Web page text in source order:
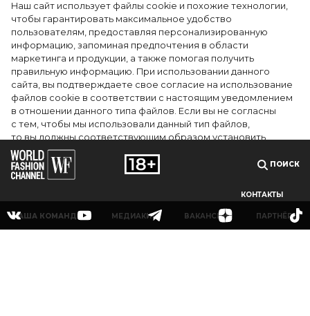
Наш сайт использует файлы cookie и похожие технологии,
чтобы гарантировать максимальное удобство
пользователям, предоставляя персонализированную
информацию, запоминая предпочтения в области
маркетинга и продукции, а также помогая получить
правильную информацию. При использовании данного
сайта, вы подтверждаете свое согласие на использование
файлов cookie в соответствии с настоящим уведомлением
в отношении данного типа файлов. Если вы не согласны
с тем, чтобы мы использовали данный тип файлов,
то вы должны соответствующим образом установить
настройки вашего браузера или не использовать сайт wfc.tv
СОГЛАСЕН
Показы для души: как Алтай стал новой
точкой на карте российской моды —
Там, где вдохновение само находит
дизайнера
ПОИСК
КОНТАКТЫ
НАША КОМАНДА МЕДИАКИТ ВАКАНСИИ ПАРТНЁРЫ